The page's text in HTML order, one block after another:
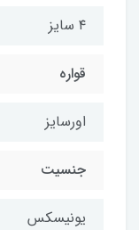
۴ سایز
قواره
اورسایز
جنسیت
یونیسکس